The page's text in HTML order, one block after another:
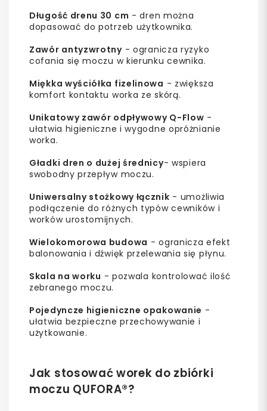
Długość drenu 30 cm - dren można
dopasować do potrzeb użytkownika.
Zawór antyzwrotny- ogranicza ryzyko
cofania się moczu w kierunku cewnika.
Miękka wyściółka fizelinowa - zwiększa
komfort kontaktu worka ze skórą.
Unikatowy zawór odpływowy Q-Flow -
ułatwia higieniczne i wygodne opróżnianie
worka.
Gładki dren o dużej średnicy- wspiera
swobodny przepływ moczu.
Uniwersalny stożkowy łącznik - umożliwia
podłączenie do różnych typów cewników i
worków urostomijnych.
Wielokomorowa budowa - ogranicza efekt
balonowania i dźwięk przelewania się płynu.
Skala na worku - pozwala kontrolować ilość
zebranego moczu.
Pojedyncze higieniczne opakowanie -
ułatwia bezpieczne przechowywanie i
użytkowanie.
Jak stosować worek do zbiórki
moczu QUFORA®?